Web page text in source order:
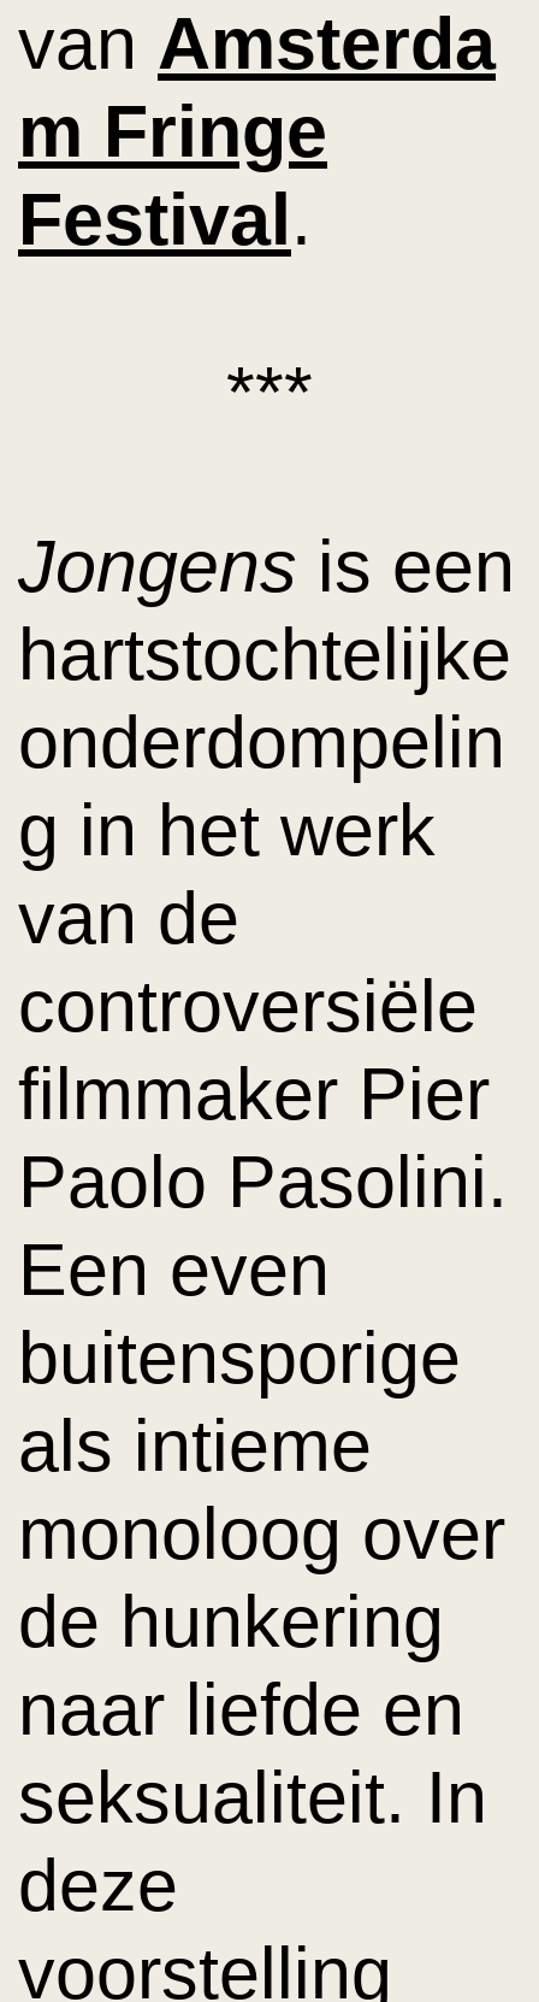
van Amsterda
m Fringe
Festival.
***
Jongens is een
hartstochtelijke
onderdompelin
g in het werk
van de
controversiële
filmmaker Pier
Paolo Pasolini.
Een even
buitensporige
als intieme
monoloog over
de hunkering
naar liefde en
seksualiteit. In
deze
voorstelling